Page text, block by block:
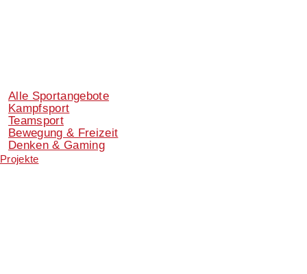
Alle Sportangebote
Kampfsport
Teamsport
Bewegung & Freizeit
Denken & Gaming
Projekte